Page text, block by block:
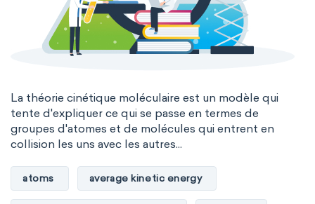
La théorie cinétique moléculaire est un modèle qui
tente d'expliquer ce qui se passe en termes de
groupes d'atomes et de molécules qui entrent en
collision les uns avec les autres...
atoms average kinetic energy